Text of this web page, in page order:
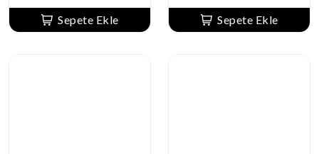
Sepete Ekle Sepete Ekle